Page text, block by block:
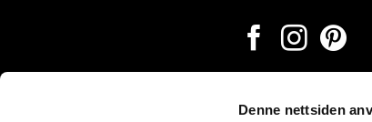
Denne nettsiden